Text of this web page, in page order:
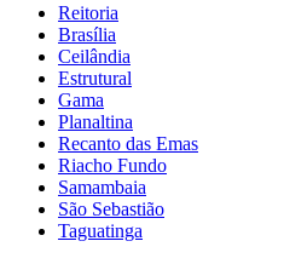
Reitoria
Brasília
Ceilândia
Estrutural
Gama
Planaltina
Recanto das Emas
Riacho Fundo
Samambaia
São Sebastião
Taguatinga